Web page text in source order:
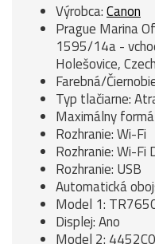
Výrobca:Canon
Prague Marina
1595/14a -
Holešovice,
Farebná/
Typ tlačiarne:
Maximálny
Rozhranie: Wi-Fi
Rozhranie: Wi-Fi
Rozhranie: USB
Automatická
Model 1:
Displej: Ano
Model 2: